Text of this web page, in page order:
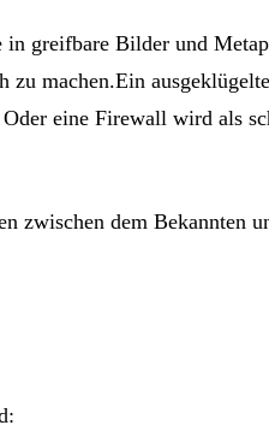
in greifbare Bilder und
machen.Ein
eine Firewall wird als
dem Bekannten